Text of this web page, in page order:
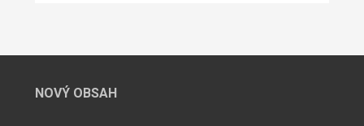
NOVÝ OBSAH